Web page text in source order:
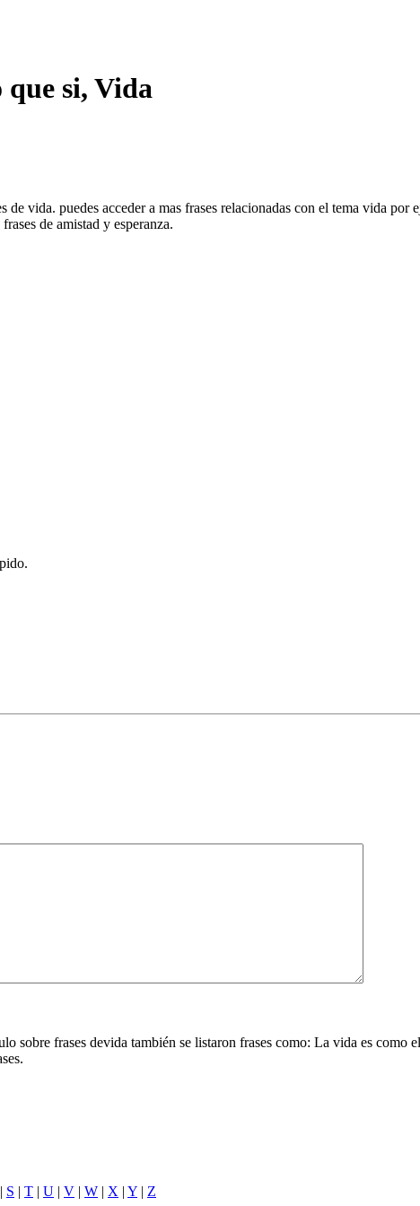
si, Vida
de vida. puedes acceder a mas frases relacionadas con el tema vida
de amistad y esperanza.
sobre frases devida también se listaron frases como: La vida es
| S | T | U | V | W | X | Y | Z